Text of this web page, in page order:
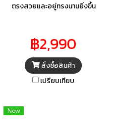
ตรงสวยและอยู่ทรงนานยิ่งขึ้น
เทคโนโลยี nanoe อันเป็น
เอกลักษณ์ เพื่อมอบความชุ่มชื้นให้
ผมเป็นประกายเงางาม ไม่ว่าจะเป็น
สไตล์ผมตรงหรือ ม้วนลอนปลาย
เงาสวย เป็นธรรมชาติตามความ
เป็นตัวคุณ พร้อมกับมีเวลาในการ
฿2,990
สั่งซื้อสินค้า
เปรียบเทียบ
New